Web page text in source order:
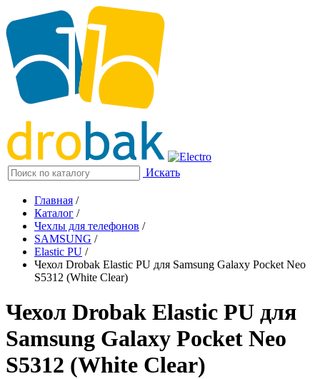
Искать
Главная /
Каталог /
Чехлы для телефонов /
SAMSUNG /
Elastic PU /
Чехол Drobak Elastic PU для Samsung Galaxy Pocket Neo
S5312 (White Clear)
Чехол Drobak Elastic PU для
Samsung Galaxy Pocket Neo
S5312 (White Clear)